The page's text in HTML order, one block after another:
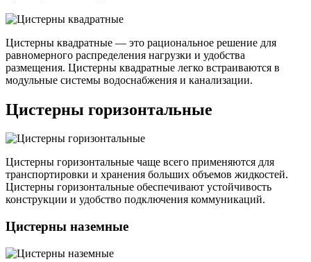
Цистерны квадратные — это рациональное решение для
равномерного распределения нагрузки и удобства
размещения. Цистерны квадратные легко встраиваются в
модульные системы водоснабжения и канализации.
Цистерны горизонтальные
Цистерны горизонтальные чаще всего применяются для
транспортировки и хранения больших объемов жидкостей.
Цистерны горизонтальные обеспечивают устойчивость
конструкции и удобство подключения коммуникаций.
Цистерны наземные